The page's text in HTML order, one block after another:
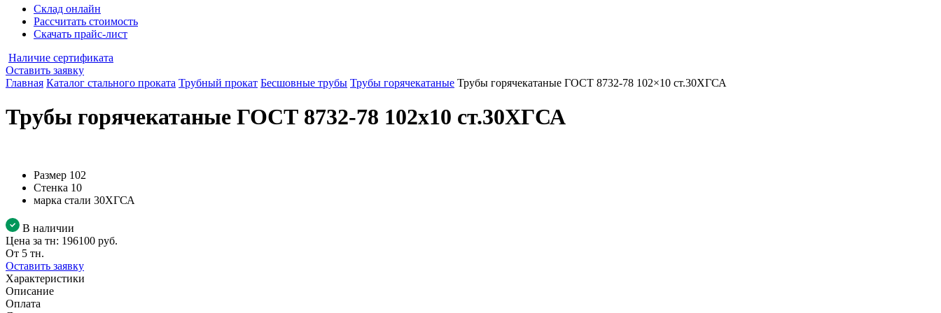
Склад онлайн
Рассчитать стоимость
Скачать прайс-лист
Наличие сертификата
Оставить заявку
Главная Каталог стального проката Трубный прокат Бесшовные трубы Трубы горячекатаные Трубы горячекатаные ГОСТ 8732-78 102×10 ст.30ХГСА
Трубы горячекатаные ГОСТ 8732-78 102x10 ст.30ХГСА
Размер 102
Стенка 10
марка стали 30ХГСА
В наличии
Цена за тн: 196100 руб.
От 5 тн.
Оставить заявку
Характеристики
Описание
Оплата